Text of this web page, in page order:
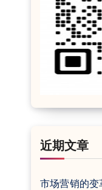
近期文章
市场营销的变